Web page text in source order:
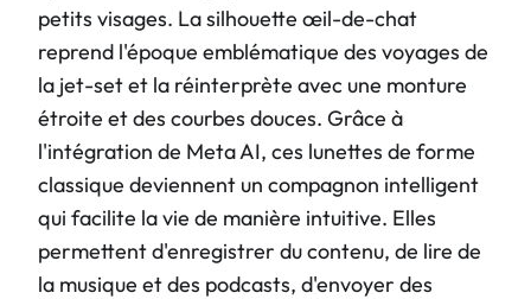
petits visages. La silhouette œil-de-chat
reprend l'époque emblématique des voyages de
la jet-set et la réinterprète avec une monture
étroite et des courbes douces. Grâce à
l'intégration de Meta AI, ces lunettes de forme
classique deviennent un compagnon intelligent
qui facilite la vie de manière intuitive. Elles
permettent d'enregistrer du contenu, de lire de
la musique et des podcasts, d'envoyer des